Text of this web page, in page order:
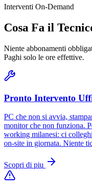
Interventi On-Demand
Cosa Fa il
Niente abbonamenti
Paghi solo le ore effettive.
Pronto Intervento
PC che non si avvia,
monitor che non funziona.
working milanesi: ci
on-site in giornata. Niente
Scopri di piu